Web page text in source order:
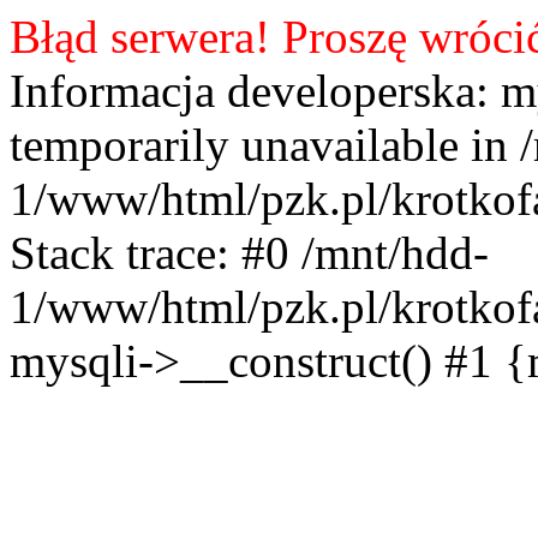
Błąd serwera! Proszę
Informacja developerska:
temporarily unavailable in
1/www/html/pzk.pl/
Stack trace: #0 /mnt/hdd-
1/www/html/pzk.pl/
mysqli->__construct() #1